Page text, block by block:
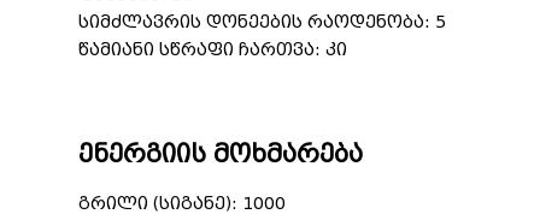
სიმძლავრის დონეების რაოდენობა: 5
წამიანი სწრაფი ჩართვა: კი
ენერგიის მოხმარება
გრილი (სიგანე): 1000